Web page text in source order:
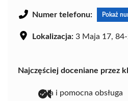
Numer telefonu: Pokaż
Lokalizacja: 3 Maja 17,
Najczęściej doceniane przez
miła i pomocna obsługa